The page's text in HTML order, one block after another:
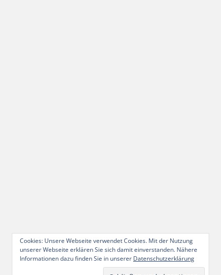
Cookies: Unsere Webseite verwendet Cookies. Mit der Nutzung
unserer Webseite erklären Sie sich damit einverstanden. Nähere
Informationen dazu finden Sie in unserer Datenschutzerklärung